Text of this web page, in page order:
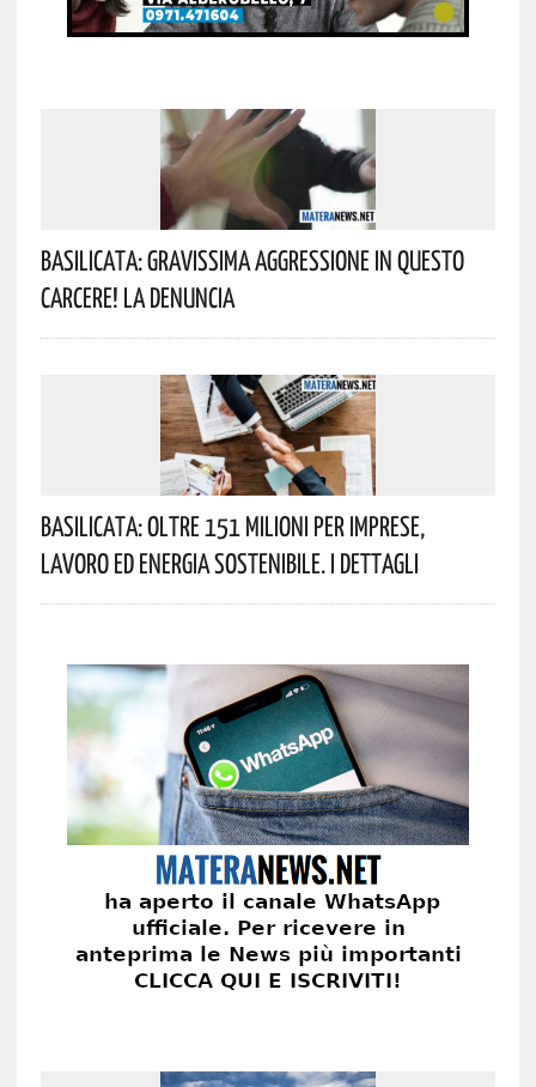
Basilicata: Gravissima Aggressione In Questo
Carcere! La Denuncia
Basilicata: Oltre 151 Milioni Per Imprese,
Lavoro Ed Energia Sostenibile. I Dettagli